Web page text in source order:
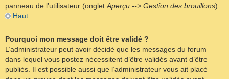
panneau de l’utilisateur (onglet Aperçu --> Gestion des brouillons).
Haut
Pourquoi mon message doit être validé ?
L’administrateur peut avoir décidé que les messages du forum
dans lequel vous postez nécessitent d’être validés avant d’être
publiés. Il est possible aussi que l’administrateur vous ait placé